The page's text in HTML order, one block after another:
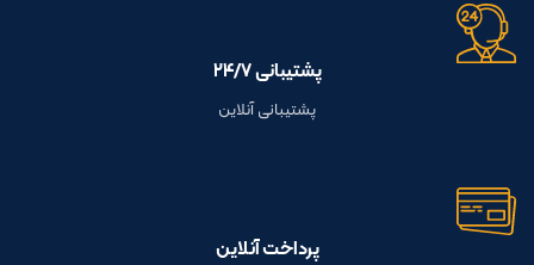
پشتیبانی ۲۴/۷
پشتیبانی آنلاین
پرداخت آنلاین